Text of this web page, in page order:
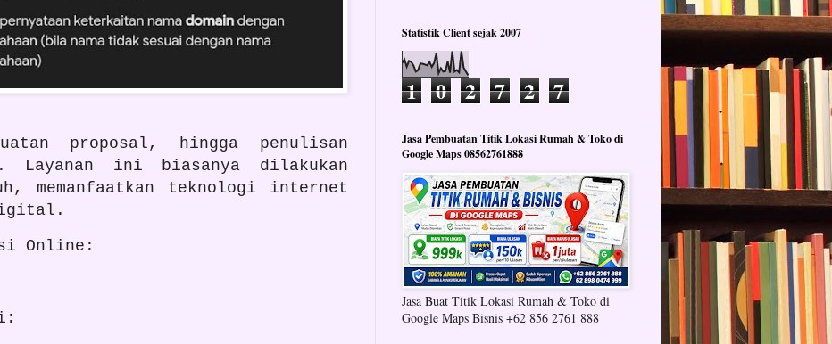
proposal, hingga penulisan
Layanan ini biasanya dilakukan
memanfaatkan teknologi internet
Online:
Statistik Client sejak 2007
1 0 2 7 2 7
Jasa Pembuatan Titik Lokasi Rumah & Toko di
Google Maps 08562761888
Jasa Buat Titik Lokasi Rumah & Toko di
Google Maps Bisnis +62 856 2761 888